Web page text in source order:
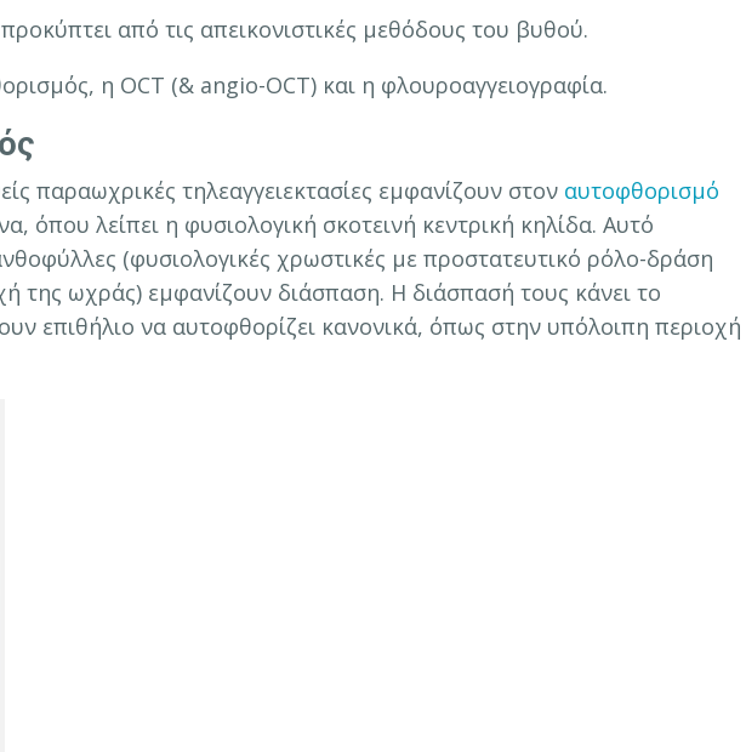
από τις απεικονιστικές μεθόδους του βυθού.
η OCT (& angio-OCT) και η φλουροαγγειογραφία.
παραωχρικές τηλεαγγειεκτασίες εμφανίζουν στον αυτοφθορισμό
όπου λείπει η φυσιολογική σκοτεινή κεντρική κηλίδα. Αυτό
(φυσιολογικές χρωστικές με προστατευτικό ρόλο-δράση
της ωχράς) εμφανίζουν διάσπαση. Η διάσπασή τους κάνει το
επιθήλιο να αυτοφθορίζει κανονικά, όπως στην υπόλοιπη περιοχή